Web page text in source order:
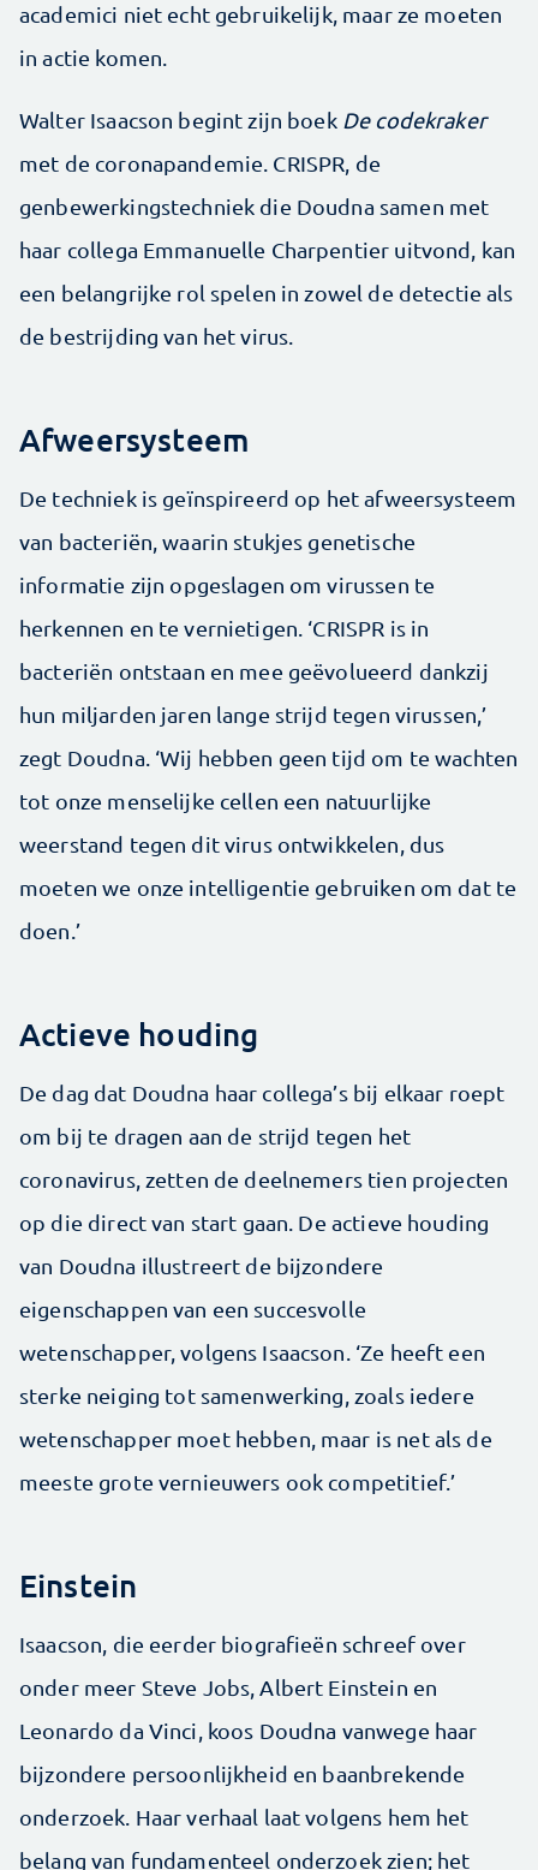
academici niet echt gebruikelijk, maar ze moeten
in actie komen.
Walter Isaacson begint zijn boek De codekraker
met de coronapandemie. CRISPR, de
genbewerkingstechniek die Doudna samen met
haar collega Emmanuelle Charpentier uitvond, kan
een belangrijke rol spelen in zowel de detectie als
de bestrijding van het virus.
Afweersysteem
De techniek is geïnspireerd op het afweersysteem
van bacteriën, waarin stukjes genetische
informatie zijn opgeslagen om virussen te
herkennen en te vernietigen. ‘CRISPR is in
bacteriën ontstaan en mee geëvolueerd dankzij
hun miljarden jaren lange strijd tegen virussen,’
zegt Doudna. ‘Wij hebben geen tijd om te wachten
tot onze menselijke cellen een natuurlijke
weerstand tegen dit virus ontwikkelen, dus
moeten we onze intelligentie gebruiken om dat te
doen.’
Actieve houding
De dag dat Doudna haar collega’s bij elkaar roept
om bij te dragen aan de strijd tegen het
coronavirus, zetten de deelnemers tien projecten
op die direct van start gaan. De actieve houding
van Doudna illustreert de bijzondere
eigenschappen van een succesvolle
wetenschapper, volgens Isaacson. ‘Ze heeft een
sterke neiging tot samenwerking, zoals iedere
wetenschapper moet hebben, maar is net als de
meeste grote vernieuwers ook competitief.’
Einstein
Isaacson, die eerder biografieën schreef over
onder meer Steve Jobs, Albert Einstein en
Leonardo da Vinci, koos Doudna vanwege haar
bijzondere persoonlijkheid en baanbrekende
onderzoek. Haar verhaal laat volgens hem het
belang van fundamenteel onderzoek zien; het